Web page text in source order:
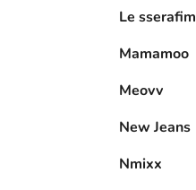
Le sserafim
Mamamoo
Meovv
New Jeans
Nmixx